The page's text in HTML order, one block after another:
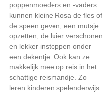
poppenmoeders en -vaders
kunnen kleine Rosa de fles of
de speen geven, een mutsje
opzetten, de luier verschonen
en lekker instoppen onder
een dekentje. Ook kan ze
makkelijk mee op reis in het
schattige reismandje. Zo
leren kinderen spelenderwijs